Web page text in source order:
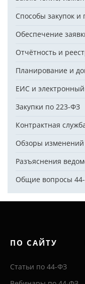
Способы закупок и
Обеспечение
Отчётность и
Планирование и
ЕИС и
Закупки по 223-ФЗ
Контрактная
Обзоры изменений
Разъяснения
Общие вопросы
ПО САЙТУ
Статьи по 44-ФЗ